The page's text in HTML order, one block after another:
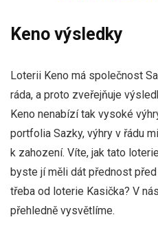
Keno výsledky
Loterii Keno má společnost
ráda, a proto zveřejňuje
Keno nenabízí tak vysoké
portfolia Sazky, výhry v řádu
k zahození. Víte, jak tato
byste jí měli dát přednost
třeba od loterie Kasička? V
přehledně vysvětlíme.